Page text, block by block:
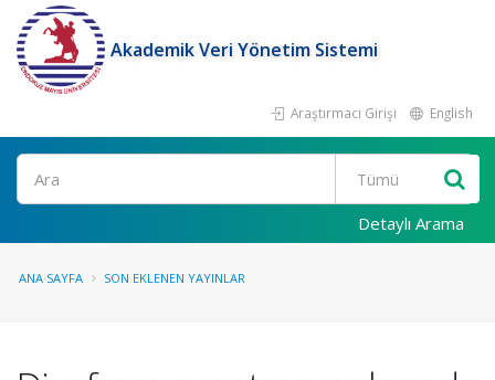
Akademik Veri Yönetim Sistemi
Araştırmacı Girişi English
Ara
Detaylı Arama
ANA SAYFA SON EKLENEN YAYINLAR